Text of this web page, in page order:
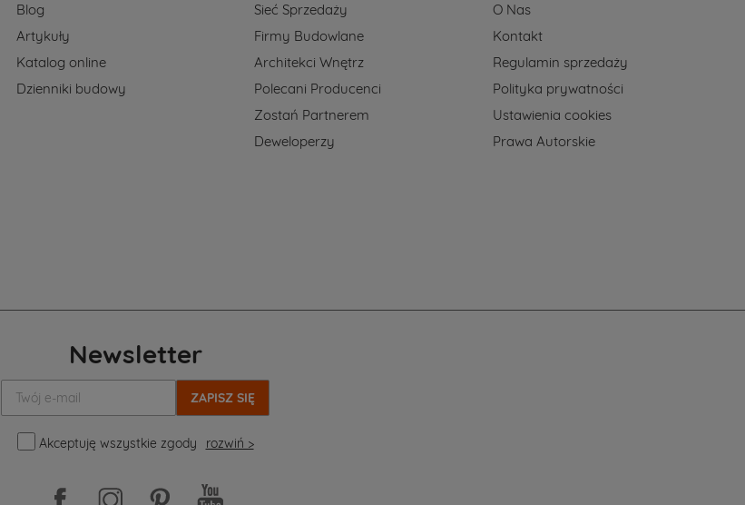
Blog
Artykuły
Katalog online
Dzienniki budowy
Sieć Sprzedaży
Firmy Budowlane
Architekci Wnętrz
Polecani Producenci
Zostań Partnerem
Deweloperzy
O Nas
Kontakt
Regulamin sprzedaży
Polityka prywatności
Ustawienia cookies
Prawa Autorskie
Newsletter
mail:
Akceptuję wszystkie zgody
rozwiń >